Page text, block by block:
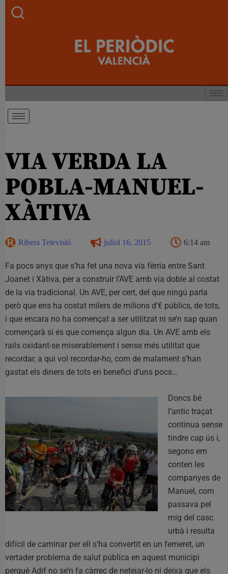
VIA VERDA LA
POBLA-MANUEL-
XÀTIVA
Ribera Televisió juliol 16, 2015 6:14 am
Fa pocs anys que s’ha fet una nova via fèrria entre Sant
Joanet i Xàtiva, per a construir l’AVE amb via doble al costat
de la via tradicional. Un AVE, per cert, del que ningú parla
però que ens ha costat milers de milions d’€ públics, de tots,
i que encara no ha començat a ser utilitzat ni se’n sap quan
començarà si és que comença algun dia. Un AVE amb els
rails oxidant-se miserablement i sense més utilitat que
recordar, a qui vol recordar-ho, com de malament s’han
gastat els diners de tots en benefici d’uns pocs…
Doncs bé
l’antic traçat
continua sense
tindre cap ús i,
segons em
conten les
companyes de
Manuel, com
passava pel
mig del casc
urbà i resulta
difícil de caminar per ell s’ha convertit en un femeret, un
vertader problema de salut pública en aquest municipi
perquè Adif no se’n fa càrrec de netejar-lo ni deixa que els